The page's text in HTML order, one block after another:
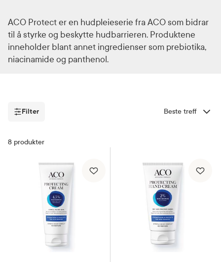
ACO Protect er en hudpleieserie fra ACO som bidrar
til å styrke og beskytte hudbarrieren. Produktene
inneholder blant annet ingredienser som prebiotika,
niacinamide og panthenol.
Filter
Filter
8 produkter